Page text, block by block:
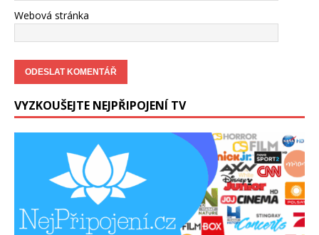
Webová stránka
VYZKOUŠEJTE NEJPŘIPOJENÍ TV